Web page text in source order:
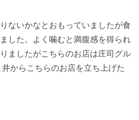
ないかなとおもっていましたが食
した。よく噛むと満腹感を得られ
ましたがこちらのお店は庄司グル
からこちらのお店を立ち上げた